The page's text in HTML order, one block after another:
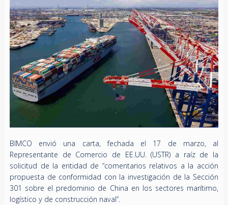
BIMCO envió una carta, fechada el 17 de marzo, al
Representante de Comercio de EE.UU. (USTR) a raíz de la
solicitud de la entidad de “comentarios relativos a la acción
propuesta de conformidad con la investigación de la Sección
301 sobre el predominio de China en los sectores marítimo,
logístico y de construcción naval”.